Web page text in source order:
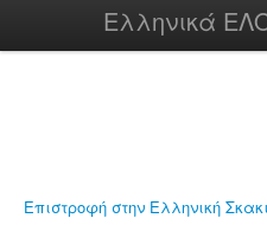
Ελληνικά
Επιστροφή στην Ελληνική